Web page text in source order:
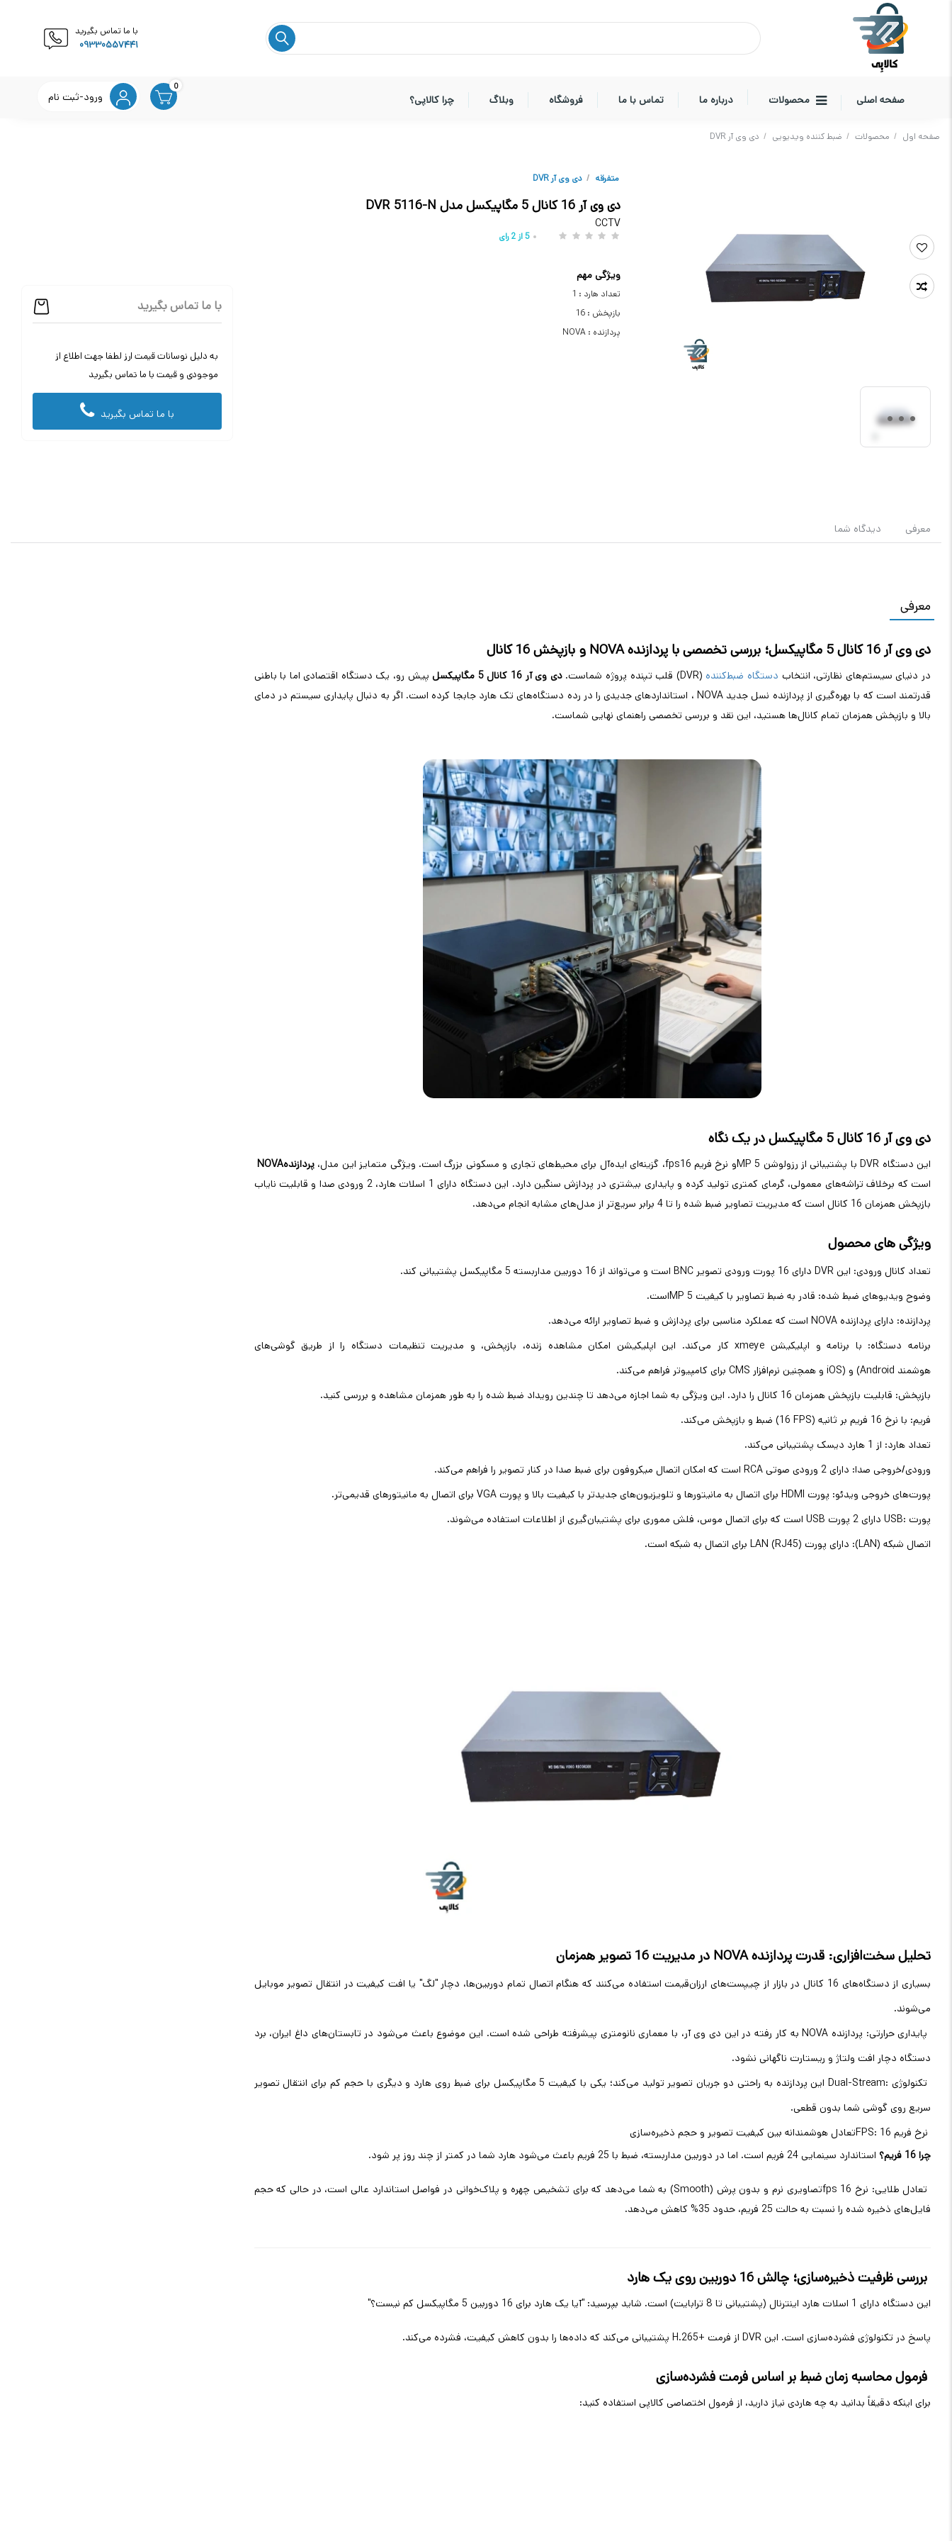
با ما تماس بگیرید
09330557441
صفحه اصلی محصولات درباره ما تماس با ما فروشگاه وبلاگ چرا کالاپی؟ ورود-ثبت نام
0
صفحه اول / محصولات / ضبط کننده ویدیویی / دی وی آر DVR
متفرقه / دی وی آر DVR
دی وی آر 16 کانال 5 مگاپیکسل مدل DVR 5116-N
CCTV
5از2رای
ویژگی مهم
تعداد هارد : 1
بازپخش : 16
پردازنده : NOVA
با ما تماس بگیرید
به دلیل نوسانات قیمت ارز لطفا جهت اطلاع از
موجودی و قیمت با ما تماس بگیرید
با ما تماس بگیرید
معرفی دیدگاه شما
معرفی
دی وی آر 16 کانال 5 مگاپیکسل؛ بررسی تخصصی با پردازنده NOVA و بازپخش 16 کانال
در دنیای سیستم‌های نظارتی، انتخاب دستگاه ضبط‌کننده (DVR) قلب تپنده پروژه شماست.دی وی آر 16 کانال 5 مگاپیکسل
پیش رو، یک دستگاه اقتصادی اما با باطنی
قدرتمند است که با بهره‌گیری از پردازنده نسل جدیدNOVA ، استانداردهای جدیدی را در رده دستگاه‌های تک هارد جابجا کرده است. اگر به دنبال پایداری سیستم در دمای
بالا و بازپخش همزمان تمام کانال‌ها هستید، این نقد و بررسی تخصصی راهنمای نهایی شماست.
دی وی آر 16 کانال 5 مگاپیکسل در یک نگاه
این دستگاه DVR با پشتیبانی از رزولوشن 5 MPو نرخ فریم 16 fps، گزینه‌ای ایده‌آل برای محیط‌های تجاری و مسکونی بزرگ است. ویژگی متمایز این مدل،پردازندهNOVA
است که برخلاف تراشه‌های معمولی، گرمای کمتری تولید کرده و پایداری بیشتری در پردازش سنگین دارد. این دستگاه دارای 1 اسلات هارد، 2 ورودی صدا و قابلیت نایاب
بازپخش همزمان 16 کانال است که مدیریت تصاویر ضبط شده را تا 4 برابر سریع‌تر از مدل‌های مشابه انجام می‌دهد
.
ویژگی های محصول
تعداد کانال ورودی: این DVR دارای 16 پورت ورودی تصویر BNC است و می‌تواند از 16 دوربین مداربسته 5 مگاپیکسل پشتیبانی کند
.
وضوح ویدیوهای ضبط شده: قادر به ضبط تصاویر با کیفیت 5
MPاست.
پردازنده: دارای پردازنده NOVA است که عملکرد مناسبی برای پردازش و ضبط تصاویر ارائه می‌دهد.
برنامه دستگاه: با برنامه و اپلیکیشن xmeyeکار می‌کند. این اپلیکیشن امکان مشاهده زنده، بازپخش، و مدیریت تنظیمات دستگاه را از طریق گوشی‌های
هوشمند (Android و iOS) و همچنین نرم‌افزار CMS برای کامپیوتر فراهم می‌کند.
بازپخش: قابلیت بازپخش همزمان 16 کانال را دارد. این ویژگی به شما اجازه می‌دهد تا چندین رویداد ضبط شده را به طور همزمان مشاهده و بررسی کنید
.
فریم: با نرخ 16 فریم بر ثانیه
(16 FPS) ضبط و بازپخش می‌کند.
تعداد هارد: از 1 هارد دیسک پشتیبانی می‌کند
.
ورودی/خروجی صدا: دارای 2 ورودی صوتی
RCA است که امکان اتصال میکروفون برای ضبط صدا در کنار تصویر را فراهم می‌کند.
پورت‌های خروجی ویدئو: پورت HDMI برای اتصال به مانیتورها و تلویزیون‌های جدیدتر با کیفیت بالا و پورت VGA برای اتصال به مانیتورهای قدیمی‌تر.
پورت‌ USB: دارای 2 پورت‌ USB است که برای اتصال موس، فلش مموری برای پشتیبان‌گیری از اطلاعات استفاده می‌شوند.
اتصال شبکه (LAN): دارای پورت LAN (RJ45) برای اتصال به شبکه است.
تحلیل سخت‌افزاری: قدرت پردازندهNOVA در مدیریت 16 تصویر همزمان
بسیاری از دستگاه‌های 16 کانال در بازار از چیپست‌های ارزان‌قیمت استفاده می‌کنند که هنگام اتصال تمام دوربین‌ها، دچار "لگ" یا افت کیفیت در انتقال تصویر موبایل
می‌شوند.
پایداری حرارتی: پردازنده NOVA به کار رفته در این دی وی آر، با معماری نانومتری پیشرفته طراحی شده است. این موضوع باعث می‌شود در تابستان‌های داغ ایران، برد
دستگاه دچار افت ولتاژ و ریستارت ناگهانی نشود.
تکنولوژیDual-Stream:
این پردازنده به راحتی دو جریان تصویر تولید می‌کند؛ یکی با کیفیت 5 مگاپیکسل برای ضبط روی هارد و دیگری با حجم کم برای انتقال تصویر
سریع روی گوشی شما بدون قطعی.
نرخ فریم 16
FPS:تعادل هوشمندانه بین کیفیت تصویر و حجم ذخیره‌سازی
چرا 16 فریم؟
استاندارد سینمایی 24 فریم است. اما در دوربین مداربسته، ضبط با 25 فریم باعث می‌شود هارد شما در کمتر از چند روز پر شود .
تعادل طلایی: نرخ 16 fpsتصاویری نرم و بدون پرش (Smooth) به شما می‌دهد که برای تشخیص چهره و پلاک‌خوانی در فواصل استاندارد عالی است، در حالی که حجم
فایل‌های ذخیره شده را نسبت به حالت 25 فریم، حدود 35% کاهش می‌دهد
.
بررسی ظرفیت ذخیره‌سازی؛ چالش 16 دوربین روی یک هارد
این دستگاه دارای 1 اسلات هارد اینترنال (پشتیبانی تا 8 ترابایت) است. شاید بپرسید: "آیا یک هارد برای 16 دوربین 5 مگاپیکسل کم نیست؟ "
پاسخ در تکنولوژی فشرده‌سازی است. این DVR از فرمت H.265+ پشتیبانی می‌کند که داده‌ها را بدون کاهش کیفیت، فشرده می‌کند.
فرمول محاسبه زمان ضبط بر اساس فرمت فشرده‌سازی
برای اینکه دقیقاً بدانید به چه هاردی نیاز دارید، از فرمول اختصاصی کالاپی استفاده کنید: